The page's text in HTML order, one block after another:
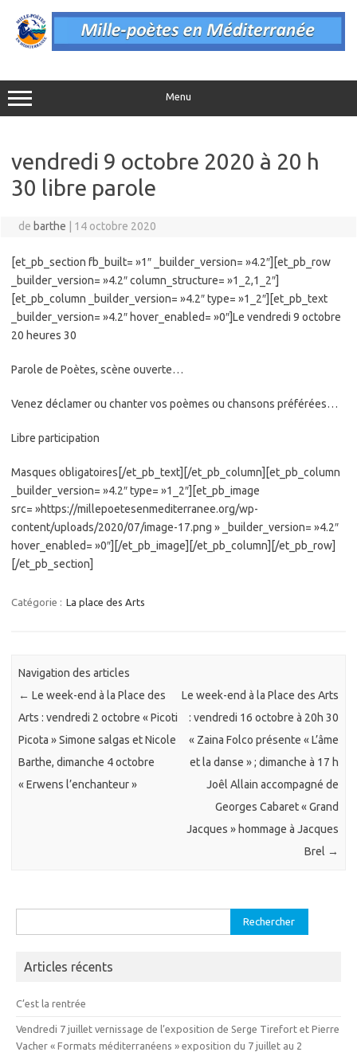
contenu
Menu
vendredi 9 octobre 2020 à 20 h
30 libre parole
de barthe 14 octobre 2020
[et_pb_section fb_built= »1″ _builder_version= »4.2″][et_pb_row
_builder_version= »4.2″ column_structure= »1_2,1_2″]
[et_pb_column _builder_version= »4.2″ type= »1_2″][et_pb_text
_builder_version= »4.2″ hover_enabled= »0″]Le vendredi 9 octobre
20 heures 30
Parole de Poètes, scène ouverte…
Venez déclamer ou chanter vos poèmes ou chansons préférées…
Libre participation
Masques obligatoires[/et_pb_text][/et_pb_column][et_pb_column
_builder_version= »4.2″ type= »1_2″][et_pb_image
src= »https://millepoetesenmediterranee.org/wp-
content/uploads/2020/07/image-17.png » _builder_version= »4.2″
hover_enabled= »0″][/et_pb_image][/et_pb_column][/et_pb_row]
[/et_pb_section]
Catégorie : La place des Arts
Navigation des articles
← Le week-end à la Place des
Arts : vendredi 2 octobre « Picoti
Picota » Simone salgas et Nicole
Barthe, dimanche 4 octobre
« Erwens l’enchanteur »
Le week-end à la Place des Arts
: vendredi 16 octobre à 20h 30
« Zaina Folco présente « L’âme
et la danse » ; dimanche à 17 h
Joêl Allain accompagné de
Georges Cabaret « Grand
Jacques » hommage à Jacques
Brel →
Articles récents
C’est la rentrée
Vendredi 7 juillet vernissage de l’exposition de Serge Tirefort et Pierre
Vacher « Formats méditerranéens » exposition du 7 juillet au 2